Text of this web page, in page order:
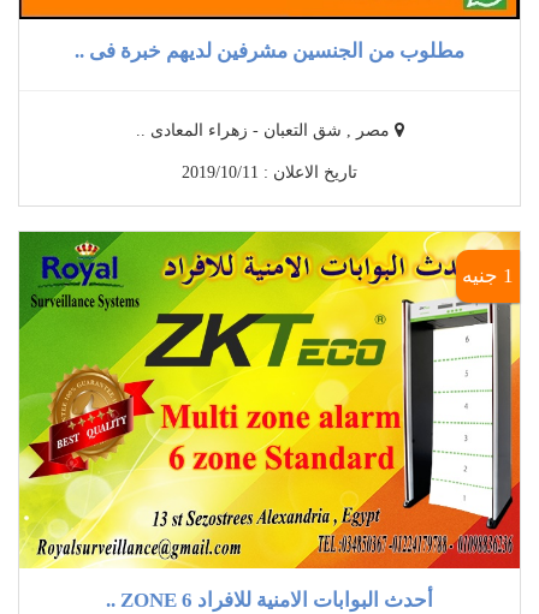
مطلوب من الجنسين مشرفين لديهم خبرة فى ..
مصر , شق التعبان - زهراء المعادى ..
تاريخ الاعلان : 2019/10/11
1 جنيه
أحدث البوابات الامنية للافراد 6 ZONE ..